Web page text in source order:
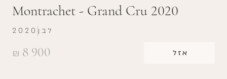
Montrachet - Grand Cru 2020
₪ 8 900 אזל
2020 לבן